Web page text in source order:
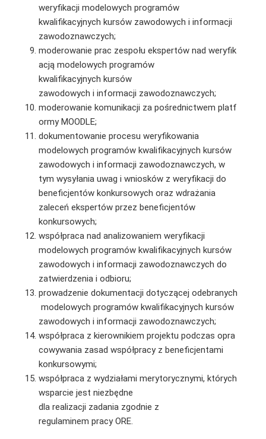
weryfikacji modelowych programów
kwalifikacyjnych kursów zawodowych i informacji
zawodoznawczych;
moderowanie prac zespołu ekspertów nad weryfik
acją modelowych programów
kwalifikacyjnych kursów
zawodowych i informacji zawodoznawczych;
moderowanie komunikacji za pośrednictwem platf
ormy MOODLE;
dokumentowanie procesu weryfikowania
modelowych programów kwalifikacyjnych kursów
zawodowych i informacji zawodoznawczych, w
tym wysyłania uwag i wniosków z weryfikacji do
beneficjentów konkursowych oraz wdrażania
zaleceń ekspertów przez beneficjentów
konkursowych;
współpraca nad analizowaniem weryfikacji
modelowych programów kwalifikacyjnych kursów
zawodowych i informacji zawodoznawczych do
zatwierdzenia i odbioru;
prowadzenie dokumentacji dotyczącej odebranych
modelowych programów kwalifikacyjnych kursów
zawodowych i informacji zawodoznawczych;
współpraca z kierownikiem projektu podczas opra
cowywania zasad współpracy z beneficjentami
konkursowymi;
współpraca z wydziałami merytorycznymi, których
wsparcie jest niezbędne
dla realizacji zadania zgodnie z
regulaminem pracy ORE.